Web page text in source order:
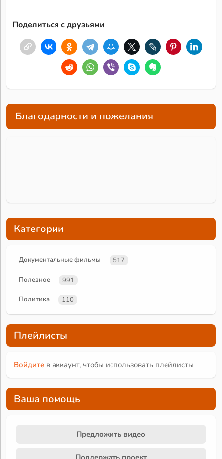
Поделиться с друзьями
Благодарности и пожелания
Категории
Документальные фильмы 517
Полезное 991
Политика 110
Плейлисты
Войдите в аккаунт, чтобы использовать плейлисты
Ваша помощь
Предложить видео